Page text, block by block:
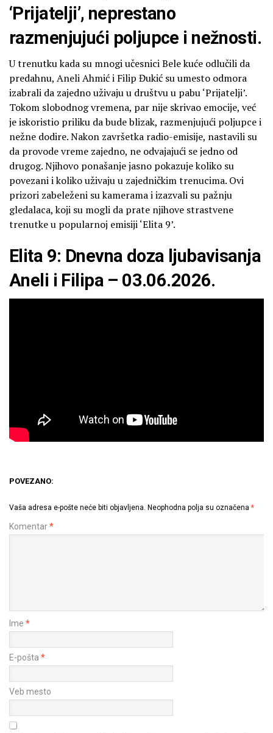
‘Prijatelji’, neprestano
razmenjujući poljupce i nežnosti.
U trenutku kada su mnogi učesnici Bele kuće odlučili da
predahnu, Aneli Ahmić i Filip Đukić su umesto odmora
izabrali da zajedno uživaju u društvu u pabu ‘Prijatelji’.
Tokom slobodnog vremena, par nije skrivao emocije, već
je iskoristio priliku da bude blizak, razmenjujući poljupce i
nežne dodire. Nakon završetka radio-emisije, nastavili su
da provode vreme zajedno, ne odvajajući se jedno od
drugog. Njihovo ponašanje jasno pokazuje koliko su
povezani i koliko uživaju u zajedničkim trenucima. Ovi
prizori zabeleženi su kamerama i izazvali su pažnju
gledalaca, koji su mogli da prate njihove strastvene
trenutke u popularnoj emisiji ‘Elita 9’.
Elita 9: Dnevna doza ljubavisanja
Aneli i Filipa – 03.06.2026.
POVEZANO:
Vaša adresa e-pošte neće biti objavljena. Neophodna polja su označena *
Komentar*
Ime *
E-pošta *
Veb mesto